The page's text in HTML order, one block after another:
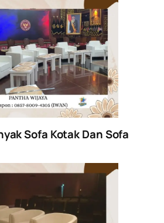
Sofa Kotak Dan Sofa